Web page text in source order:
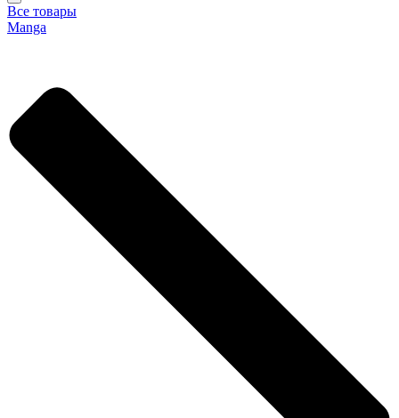
Все товары
Manga